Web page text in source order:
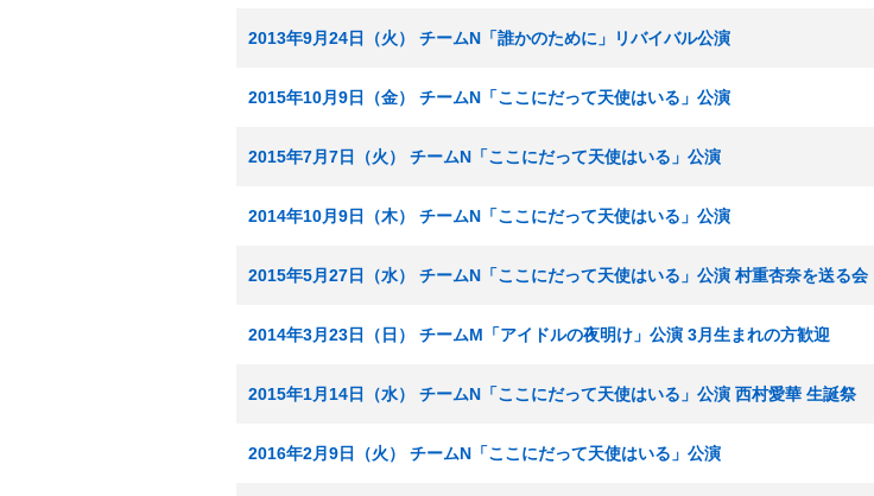
2013年9月24日（火） チームN「誰かのために」リバイバル公演
2015年10月9日（金） チームN「ここにだって天使はいる」公演
2015年7月7日（火） チームN「ここにだって天使はいる」公演
2014年10月9日（木） チームN「ここにだって天使はいる」公演
2015年5月27日（水） チームN「ここにだって天使はいる」公演 村重杏奈を送る会
2014年3月23日（日） チームM「アイドルの夜明け」公演 3月生まれの方歓迎
2015年1月14日（水） チームN「ここにだって天使はいる」公演 西村愛華 生誕祭
2016年2月9日（火） チームN「ここにだって天使はいる」公演